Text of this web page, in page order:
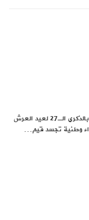
البروج تحتفي بالذكرى الـ27 لعيد العرش
وطنية تجسد قيم…